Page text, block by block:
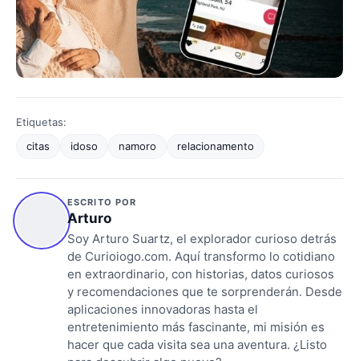
Etiquetas:
citas
idoso namoro relacionamento
ESCRITO POR
Arturo
Soy Arturo Suartz, el explorador curioso detrás
de Curioiogo.com. Aquí transformo lo cotidiano
en extraordinario, con historias, datos curiosos
y recomendaciones que te sorprenderán. Desde
aplicaciones innovadoras hasta el
entretenimiento más fascinante, mi misión es
hacer que cada visita sea una aventura. ¿Listo